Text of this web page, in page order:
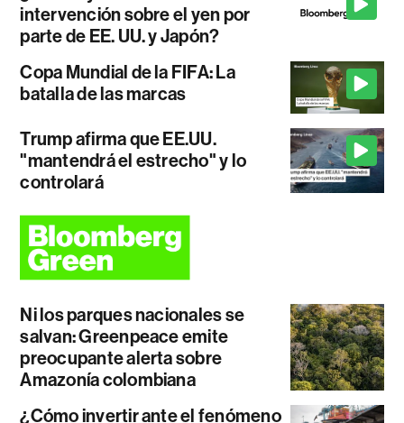
intervención sobre el yen por
parte de EE. UU. y Japón?
Copa Mundial de la FIFA: La
batalla de las marcas
Trump afirma que EE.UU.
"mantendrá el estrecho" y lo
controlará
Ni los parques nacionales se
salvan: Greenpeace emite
preocupante alerta sobre
Amazonía colombiana
¿Cómo invertir ante el fenómeno